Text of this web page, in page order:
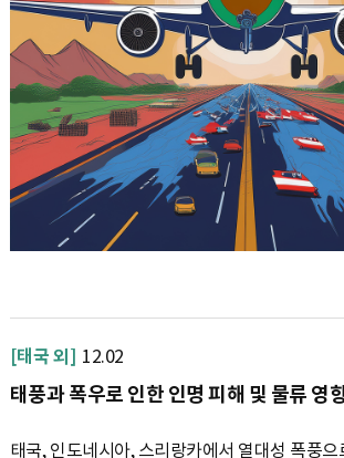
[태국 외] 12.02
태풍과 폭우로 인한 인명 피해 및 물류 영
태국, 인도네시아, 스리랑카에서 열대성 폭풍